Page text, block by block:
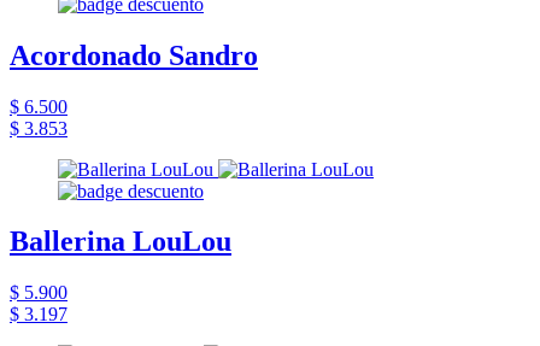
Acordonado Sandro
$ 6.500
$ 3.853
Ballerina LouLou
$ 5.900
$ 3.197